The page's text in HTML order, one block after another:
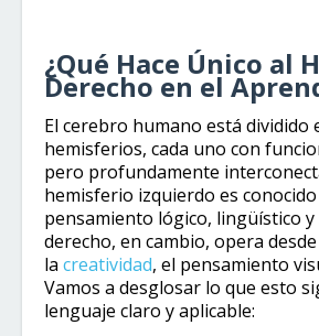
¿Qué Hace Único al
Derecho en el
El cerebro humano está dividido
hemisferios, cada uno con
pero profundamente
hemisferio izquierdo es
pensamiento lógico, lingüístico y
derecho, en cambio, opera
la creatividad, el pensamiento
Vamos a desglosar lo que esto
lenguaje claro y aplicable: